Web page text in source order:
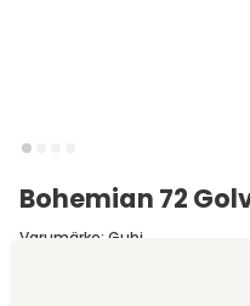
Bohemian 72
Varumärke: Gubi